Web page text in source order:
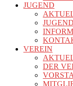
JUGEND
VEREIN
DER